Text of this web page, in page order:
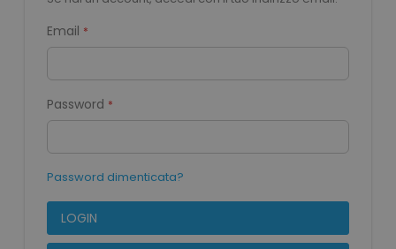
Email
Password
Password dimenticata?
LOGIN